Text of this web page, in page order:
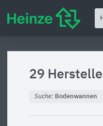
29
Suche: Bodenwannen